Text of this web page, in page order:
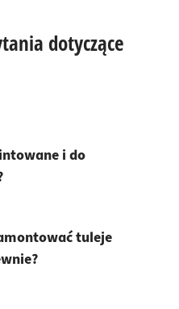
dotyczące
i do
tuleje